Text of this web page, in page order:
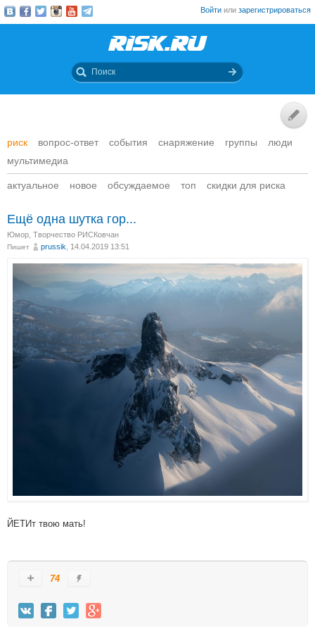
Войти или зарегистрироваться
риск вопрос-ответ события снаряжение группы
люди
мультимедиа
актуальное новое обсуждаемое топ скидки для риска
Ещё одна шутка гор...
Юмор Творчество РИСКовчан
Пишет prussik , 14.04.2019 13:51
ЙЕТИт твою мать!
74